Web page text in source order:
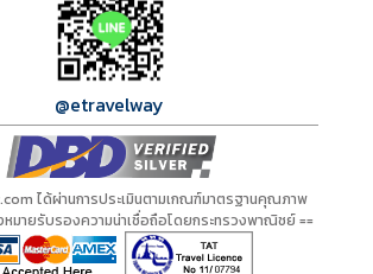
@etravelway
ได้ผ่านการประเมินตามเกณฑ์มาตรฐานคุณภาพ
หมายรับรองความน่าเชื่อถือโดยกระทรวงพาณิชย์ ==